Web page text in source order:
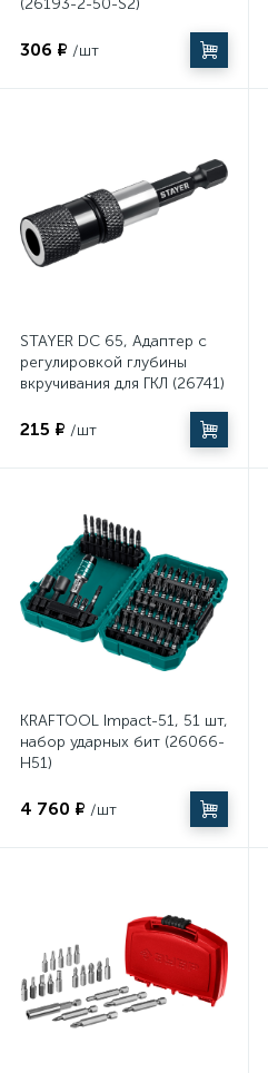
(26193-2-50-S2)
306 ₽ /шт
STAYER DC 65, Адаптер с
регулировкой глубины
вкручивания для ГКЛ (26741)
215 ₽ /шт
KRAFTOOL Impact-51, 51 шт,
набор ударных бит (26066-
H51)
4 760 ₽ /шт